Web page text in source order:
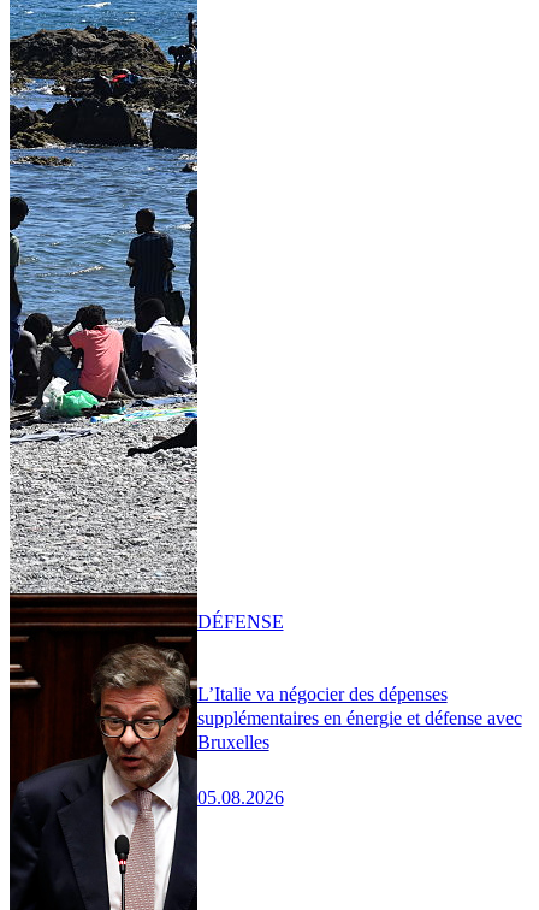
L’Italie va négocier des dépenses
supplémentaires en énergie et défense avec
Bruxelles
05.08.2026
DÉFENSE